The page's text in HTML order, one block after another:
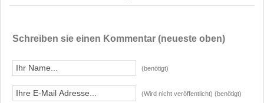
Schreiben sie einen Kommentar (neueste oben)
(benötigt)
(Wird nicht veröffentlicht) (benötigt)